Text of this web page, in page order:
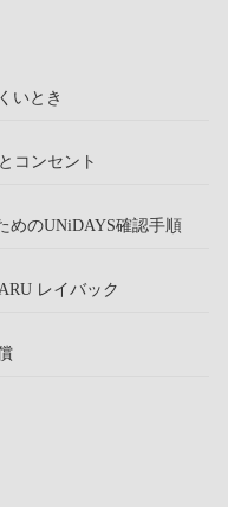
いとき
コンセント
めのUNiDAYS確認手順
レイバック